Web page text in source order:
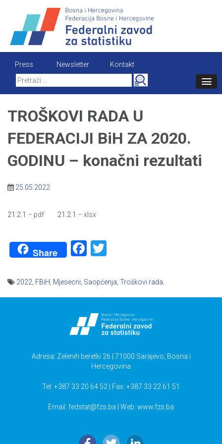
content
Press Newsletter
Kontakt
Search
for:
TROŠKOVI RADA U
FEDERACIJI BiH ZA 2020.
GODINU – konačni rezultati
25.05.2022
21.2.1 – pdf 21.2.1 – xlsx
Share Facebook
2022 FBiH Mjesecni Saopćenja Troškovi rada.
Adresa: Zelenih beretki 26 | 71000 Sarajevo, Bosna i
Hercegovina
Tel: +387 33 20 64 52 | Fax: +387 33 22 61 51
Email: fedstat@fzs.ba | Web: www.fzs.ba